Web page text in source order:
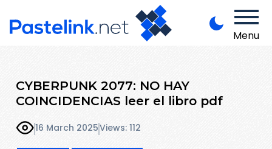
Menu
CYBERPUNK 2077: NO HAY
COINCIDENCIAS leer el libro pdf
16 March 2025Views: 112